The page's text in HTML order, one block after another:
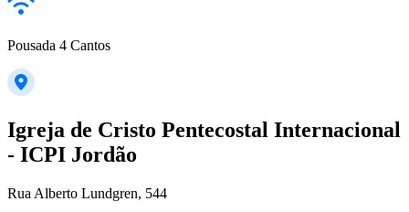
Pousada 4 Cantos
Igreja de Cristo Pentecostal Internacional
- ICPI Jordão
Rua Alberto Lundgren, 544